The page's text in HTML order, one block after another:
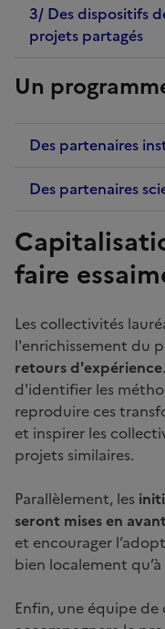
3/ Des dispositifs
projets partagés
Un
Des partenaires
Des partenaires
faire
Les collectivités
l'enrichissement du
retours d'expérience
d'identifier les
reproduire ces
et inspirer les
projets similaires.
Parallèlement, les
seront mises en
et encourager
bien localement
Enfin, une équipe